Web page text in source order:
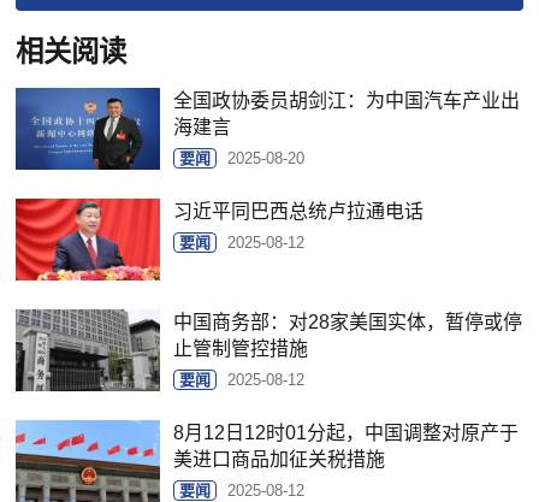
相关阅读
全国政协委员胡剑江：为中国汽车产业出
海建言
要闻 2025-08-20
习近平同巴西总统卢拉通电话
要闻 2025-08-12
中国商务部：对28家美国实体，暂停或停
止管制管控措施
要闻 2025-08-12
8月12日12时01分起，中国调整对原产于
美进口商品加征关税措施
要闻 2025-08-12